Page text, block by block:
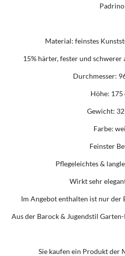
Padrino
Material: feinstes
15% härter, fester und
Durchmesser:
Höhe: 175
Gewicht:
Farbe:
Feinster
Pflegeleichtes &
Wirkt sehr
Im Angebot enthalten ist nur der
Aus der Barock & Jugendstil
Sie kaufen ein Produkt der